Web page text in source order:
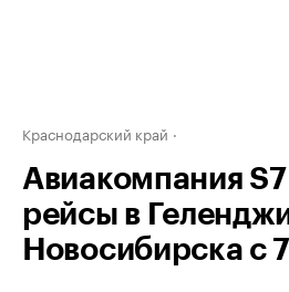
Краснодарский край
Авиакомпания
рейсы в
Новосибирска с